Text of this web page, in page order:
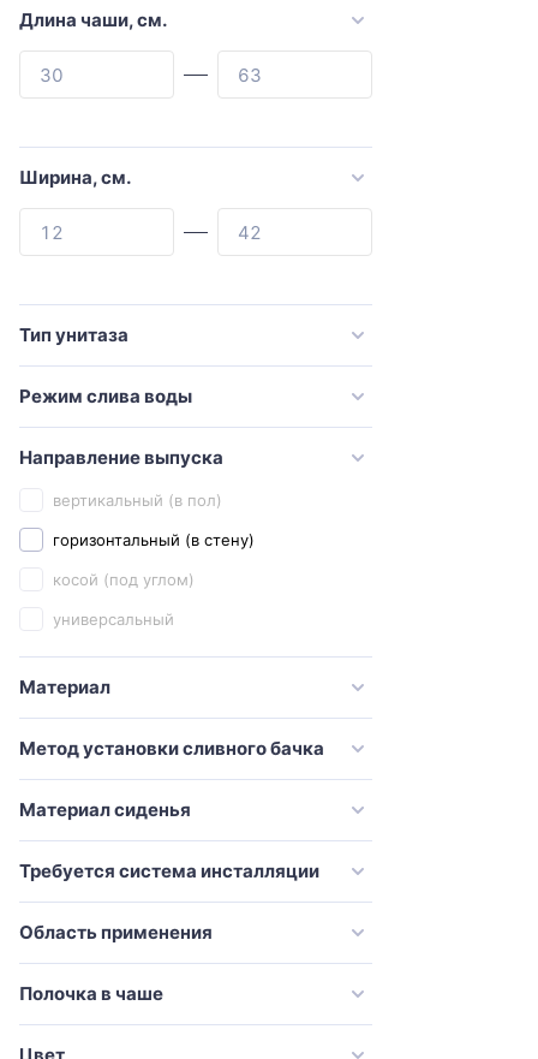
Azario
Black&White
Ceramica Nova
Creavit
Creo Ceramique
Delice
Esbano
Excellent
Globo
Gural Vit
Gustavsberg
Длина чаши, см.
Ширина, см.
Тип унитаза
Режим слива воды
Направление выпуска
вертикальный (в пол)
горизонтальный (в стену)
косой (под углом)
универсальный
Материал
Метод установки сливного бачка
Материал сиденья
Требуется система инсталляции
Область применения
Полочка в чаше